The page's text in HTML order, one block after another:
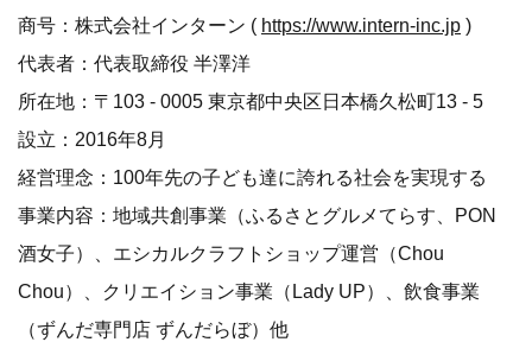
商号：株式会社インターン ( https://www.intern-inc.jp )
代表者：代表取締役 半澤洋
所在地：〒103 - 0005 東京都中央区日本橋久松町13 - 5
設立：2016年8月
経営理念：100年先の子ども達に誇れる社会を実現する
事業内容：地域共創事業（ふるさとグルメてらす、PON
酒女子）、エシカルクラフトショップ運営（Chou
Chou）、クリエイション事業（Lady UP）、飲食事業
（ずんだ専門店 ずんだらぼ）他